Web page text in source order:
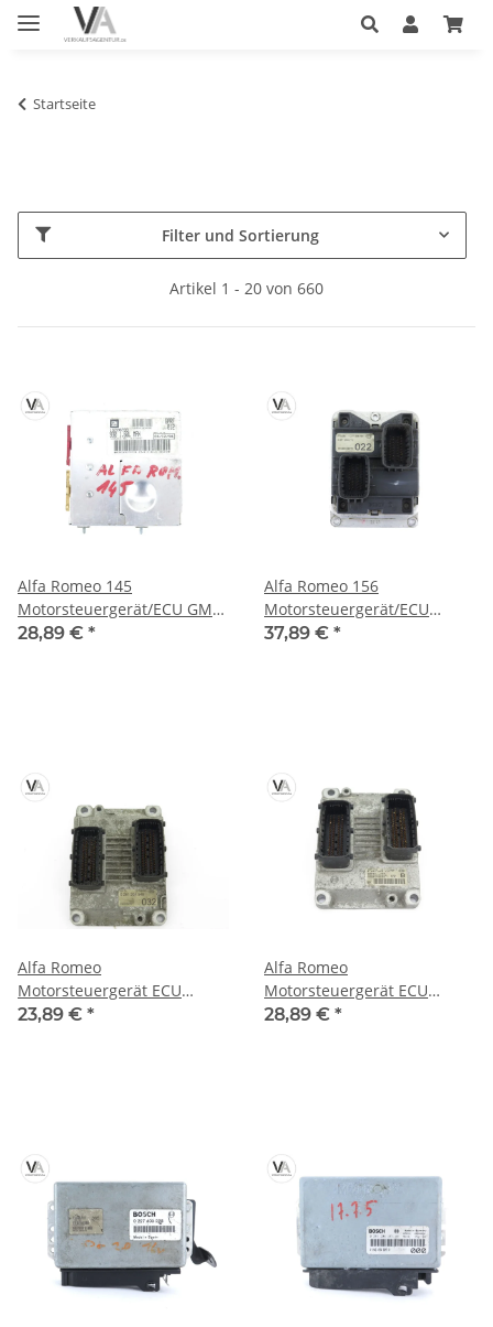
Startseite
Filter und Sortierung
Artikel 1 - 20 von 660
Alfa Romeo 145
Motorsteuergerät/ECU GM
16220289 / 930160L
28,89 € *
Alfa Romeo 156
Motorsteuergerät/ECU
Bosch 0261204270 / 0 261
37,89 € *
Alfa Romeo
Motorsteuergerät ECU
00467684730 / 1277356340 /
23,89 € *
Alfa Romeo
Motorsteuergerät ECU
184163 / 00468153620 /
28,89 € *